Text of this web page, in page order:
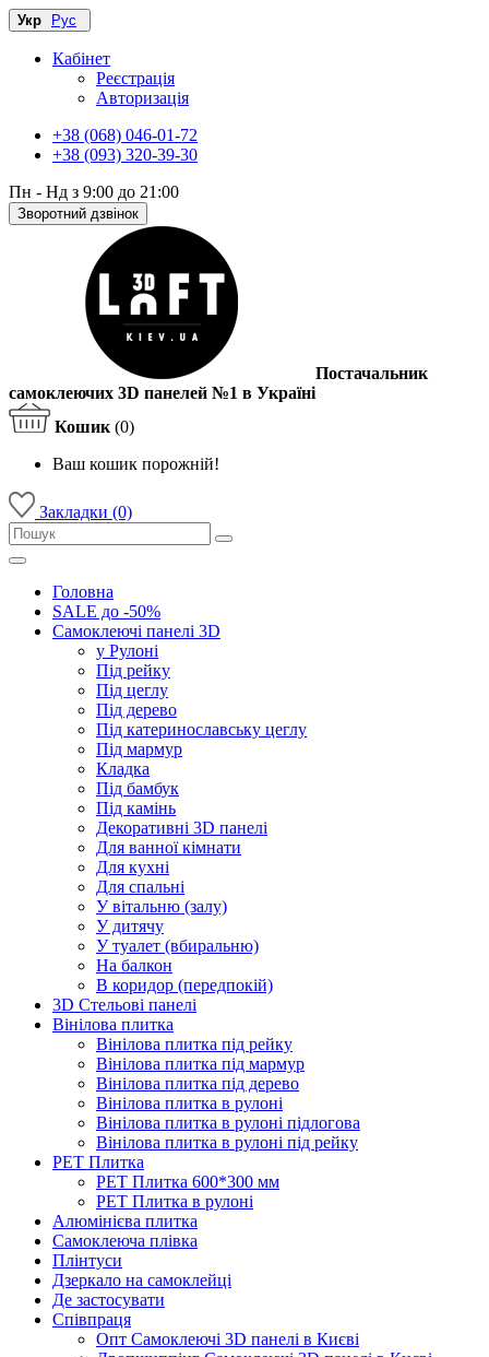
Укр Рус
Кабінет
Реєстрація
Авторизація
+38 (068) 046-01-72
+38 (093) 320-39-30
Пн - Нд з 9:00 до 21:00
Зворотний дзвінок
Постачальник
самоклеючих 3D панелей №1 в Україні
Кошик (0)
Ваш кошик порожній!
Закладки (0)
Головна
SALE до -50%
Самоклеючі панелі 3D
у Рулоні
Під рейку
Під цеглу
Під дерево
Під катеринославську цеглу
Під мармур
Кладка
Під бамбук
Під камінь
Декоративні 3D панелі
Для ванної кімнати
Для кухні
Для спальні
У вітальню (залу)
У дитячу
У туалет (вбиральню)
На балкон
В коридор (передпокій)
3D Стельові панелі
Вінілова плитка
Вінілова плитка під рейку
Вінілова плитка під мармур
Вінілова плитка під дерево
Вінілова плитка в рулоні
Вінілова плитка в рулоні підлогова
Вінілова плитка в рулоні під рейку
PET Плитка
PET Плитка 600*300 мм
PET Плитка в рулоні
Алюмінієва плитка
Самоклеюча плівка
Плінтуси
Дзеркало на самоклейці
Де застосувати
Співпраця
Опт Самоклеючі 3D панелі в Києві